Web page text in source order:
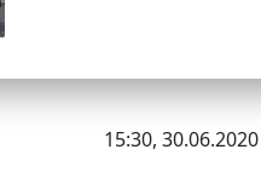
15:30, 30.06.2020